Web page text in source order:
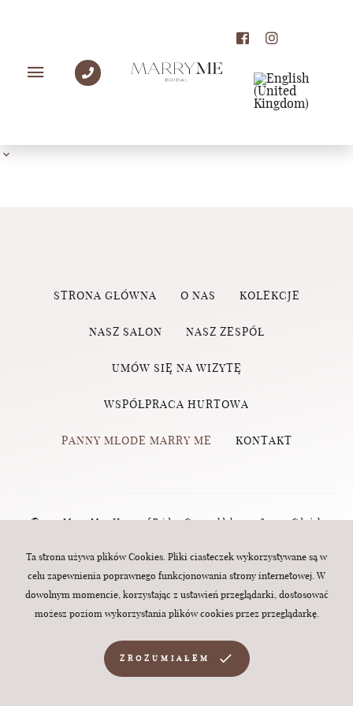
PANNY MŁODE MARRY
STRONA GŁÓWNA O NAS KOLEKCJE
NASZ SALON NASZ ZESPÓŁ
UMÓW SIĘ NA WIZYTĘ
WSPÓŁPRACA HURTOWA
PANNY MŁODE MARRY ME KONTAKT
© 2023 Marry Me - House of Brides, Grunwaldzka 124, 80-244 Gdańsk
570 760 320 | e-mail: biuro@marry-me.com.pl
reserved. Webdesign:MINT
Ta strona używa plików Cookies. Pliki ciasteczek wykorzystywane są w
celu zapewnienia poprawnego funkcjonowania strony internetowej. W
dowolnym momencie, korzystając z ustawień przeglądarki, dostosować
możesz poziom wykorzystania plików cookies przez przeglądarkę.
ZROZUMIAŁEM